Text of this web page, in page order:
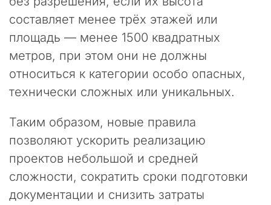
составляет менее трёх этажей или
площадь — менее 1500 квадратных
метров, при этом они не должны
относиться к категории особо опасных,
технически сложных или уникальных.
Таким образом, новые правила
позволяют ускорить реализацию
проектов небольшой и средней
сложности, сократить сроки подготовки
документации и снизить затраты
й
т
к
н
с
а
и
н
г
о
в
о